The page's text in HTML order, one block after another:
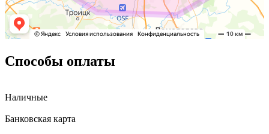
Способы оплаты
Наличные
Банковская карта